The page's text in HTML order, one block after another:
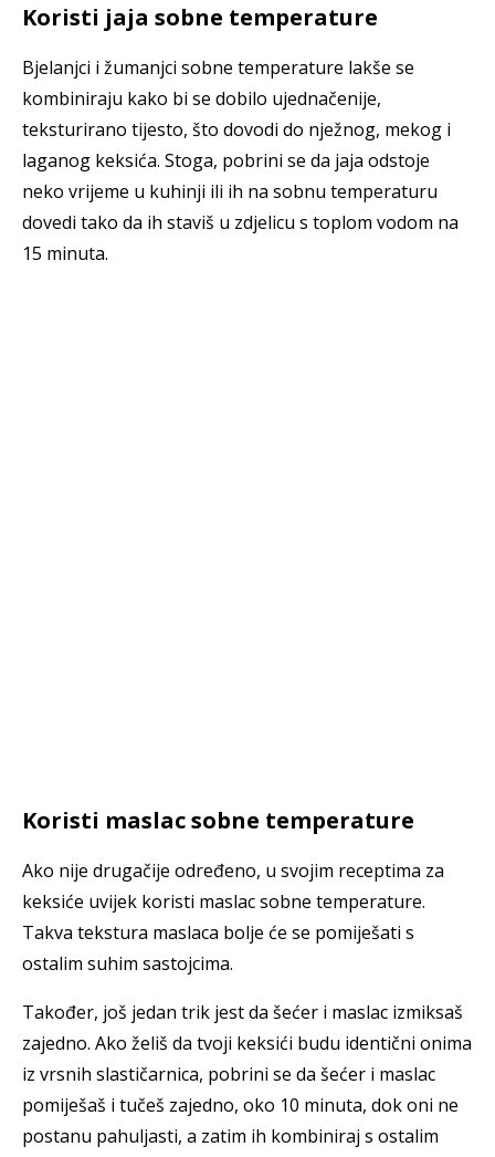
Koristi jaja sobne temperature
Bjelanjci i žumanjci sobne temperature lakše se
kombiniraju kako bi se dobilo ujednačenije,
teksturirano tijesto, što dovodi do nježnog, mekog i
laganog keksića. Stoga, pobrini se da jaja odstoje
neko vrijeme u kuhinji ili ih na sobnu temperaturu
dovedi tako da ih staviš u zdjelicu s toplom vodom na
15 minuta.
Koristi maslac sobne temperature
Ako nije drugačije određeno, u svojim receptima za
keksiće uvijek koristi maslac sobne temperature.
Takva tekstura maslaca bolje će se pomiješati s
ostalim suhim sastojcima.
Također, još jedan trik jest da šećer i maslac izmiksaš
zajedno. Ako želiš da tvoji keksići budu identični onima
iz vrsnih slastičarnica, pobrini se da šećer i maslac
pomiješaš i tučeš zajedno, oko 10 minuta, dok oni ne
postanu pahuljasti, a zatim ih kombiniraj s ostalim